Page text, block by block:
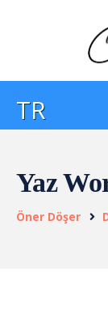
TR
Yaz
Öner Döşer